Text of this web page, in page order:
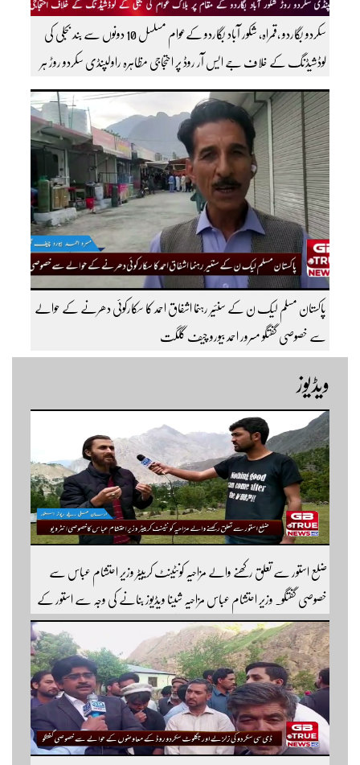
سکردو بگاردو ،قمراہ، شکور آباد بگاردو کےعوام مسلسل 10 دونوں سے بند بجلی کی
لوڈشیڈنگ کے خلاف جے ایس آر روڈ پر احتجاجی مظاہرہ راولپنڈی سکردو روڑ ہر
قسم کی ٹریفک کے لئے بند۔۔ مزید اپڈیٹس کے لیے ہمارے یوٹیوب چینل کو
سبسکرائب کریں
پاکستان مسلم لیک ن کے سنئیر رہنما اشفاق احمد کا سکارکوئی دھرنے کے حوالے
سے خصوصی گفتگو مسرور احمد بیورو چیف گلگت
ویڈیوز
ضلع استور سے تعلق رکھنے والے مزاحیہ کونٹینٹ کرییٹر وزیر احتشام عباس سے
خصوصی گفتگو۔ وزیر احتشام عباس مزاحیہ شینا ویڈیوز بنانے کی وجہ سے استور کے
اندر کافی مشہور ہیں مزید اچھی اچھی ویڈیوز دیکھنے کے لئے ہمارے یوٹیوب چینل کو
سبسکرائب کریں